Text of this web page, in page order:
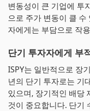
변동성이 큰 기업에 투
으로 주가 변동이 클
자에게는 부담으로 작
단기 투자자에게 부
ISPY는 일반적으로 장
년의 단기 투자로는 기
있으며, 장기적인 배당
것이 중요합니다. 단기